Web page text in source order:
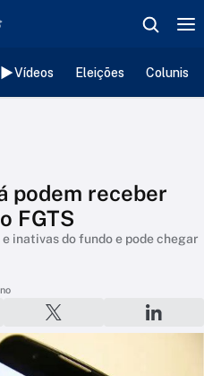
Vídeos Eleições
podem receber
FGTS
inativas do fundo e pode chegar